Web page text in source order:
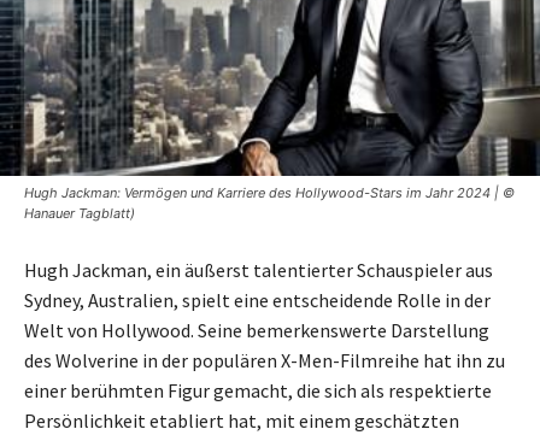
Hugh Jackman: Vermögen und Karriere des Hollywood-Stars im Jahr 2024 | ©
Hanauer Tagblatt)
Hugh Jackman, ein äußerst talentierter Schauspieler aus
Sydney, Australien, spielt eine entscheidende Rolle in der
Welt von Hollywood. Seine bemerkenswerte Darstellung
des Wolverine in der populären X-Men-Filmreihe hat ihn zu
einer berühmten Figur gemacht, die sich als respektierte
Persönlichkeit etabliert hat, mit einem geschätzten